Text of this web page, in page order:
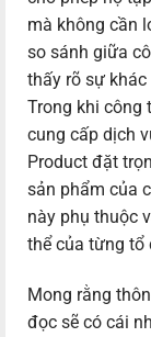
mà không cần
so sánh giữa
thấy rõ sự
Trong khi công
cung cấp dịch
Product đặt
sản phẩm của
này phụ thuộc
thể của từng tổ
Mong rằng
đọc sẽ có cái